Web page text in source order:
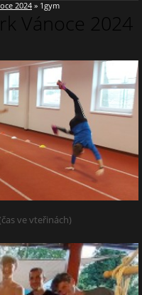
2024 » 1gym
Vánoce 2024
ve vteřinách)